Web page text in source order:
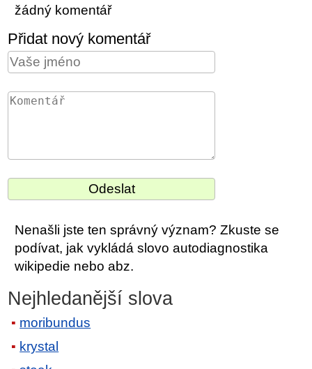
žádný komentář
Přidat nový komentář
Nenašli jste ten správný význam? Zkuste se
podívat, jak vykládá slovo autodiagnostika
wikipedie nebo abz.
Nejhledanější slova
moribundus
krystal